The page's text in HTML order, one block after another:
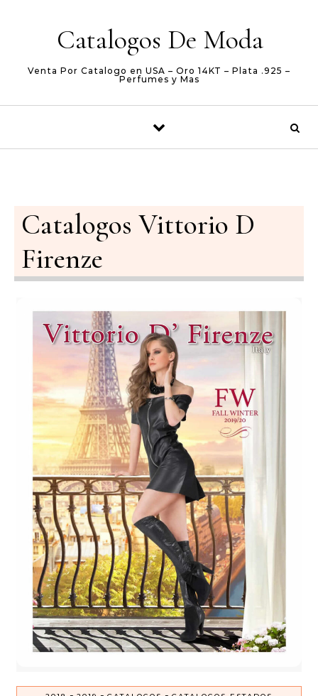
Catalogos De Moda
Venta Por Catalogo en USA – Oro 14KT – Plata .925 –
Perfumes y Mas
Catalogos Vittorio D
Firenze